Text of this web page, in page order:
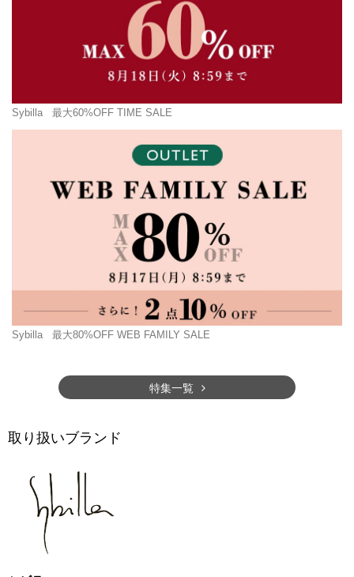
Sybilla 最大60%OFF TIME SALE
Sybilla 最大80%OFF WEB FAMILY SALE
特集一覧
取り扱いブランド